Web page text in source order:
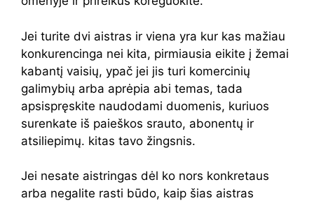
Jei turite dvi aistras ir viena yra kur kas mažiau
konkurencinga nei kita, pirmiausia eikite į žemai
kabantį vaisių, ypač jei jis turi komercinių
galimybių arba aprėpia abi temas, tada
apsispręskite naudodami duomenis, kuriuos
surenkate iš paieškos srauto, abonentų ir
atsiliepimų. kitas tavo žingsnis.
Jei nesate aistringas dėl ko nors konkretaus
arba negalite rasti būdo, kaip šias aistras